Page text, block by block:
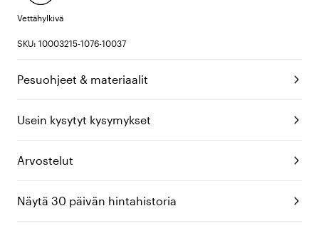
Vettähylkivä
SKU: 10003215-1076-10037
Pesuohjeet & materiaalit
Usein kysytyt kysymykset
Arvostelut
Näytä 30 päivän hintahistoria